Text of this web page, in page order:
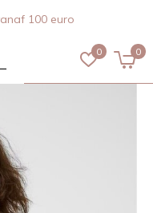
0 0
100 euro